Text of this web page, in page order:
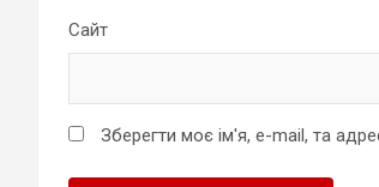
Сайт
Зберегти моє ім'я, e-mail, та